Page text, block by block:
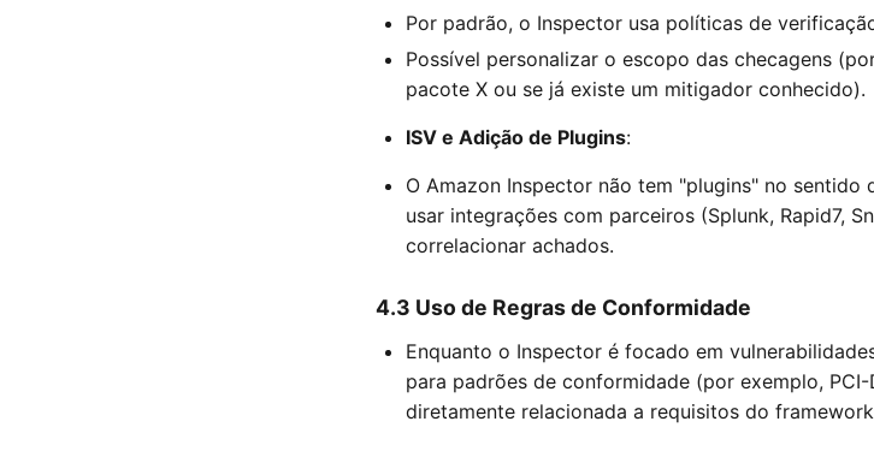
Por padrão, o Inspector usa políticas de
Possível personalizar o escopo das checagens
pacote X ou se já existe um mitigador conhecido).
ISV e Adição de Plugins:
O Amazon Inspector não tem "plugins" no sentido
usar integrações com parceiros (Splunk, Rapid7,
correlacionar achados.
4.3 Uso de Regras de Conformidade
Enquanto o Inspector é focado em
para padrões de conformidade (por exemplo,
diretamente relacionada a requisitos do